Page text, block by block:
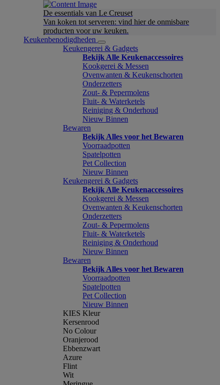
De essentials van Le Creuset
Van koken tot serveren: vind hier de onmisbare
producten voor uw keuken.
Keukenbenodigdheden
Keukengerei & Gadgets
Bekijk Alle Keukenaccessoires
Kookgerei & Messen
Ovenwanten & Keukenschorten
Onderzetters
Zout- & Pepermolens
Fluit- & Waterketels
Reiniging & Onderhoud
Nieuw Binnen
Bewaren
Bekijk Alles voor het Bewaren
Voorraadpotten
Spatelpotten
Pet Collection
Nieuw Binnen
Keukengerei & Gadgets
Bekijk Alle Keukenaccessoires
Kookgerei & Messen
Ovenwanten & Keukenschorten
Onderzetters
Zout- & Pepermolens
Fluit- & Waterketels
Reiniging & Onderhoud
Nieuw Binnen
Bewaren
Bekijk Alles voor het Bewaren
Voorraadpotten
Spatelpotten
Pet Collection
Nieuw Binnen
KIES Kleur
Kersenrood
No Colour
Oranjerood
Ebbenzwart
Azure
Flint
Wit